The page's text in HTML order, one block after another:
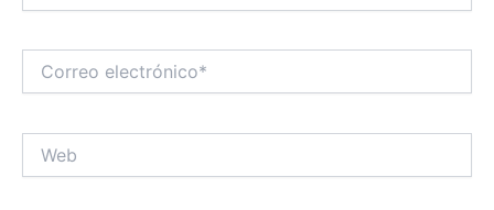
electrónico*